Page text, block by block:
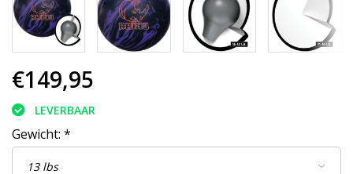
€149,95
LEVERBAAR
Gewicht: *